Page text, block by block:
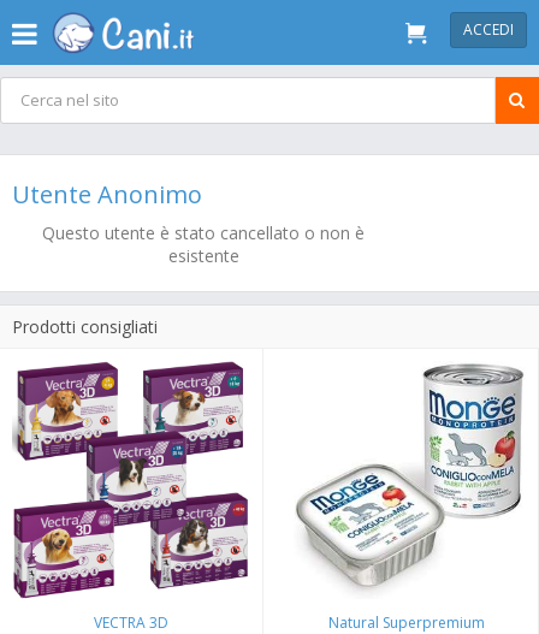
ACCEDI
Utente Anonimo
Questo utente è stato cancellato o non è
esistente
Prodotti consigliati
VECTRA 3D
Natural Superpremium